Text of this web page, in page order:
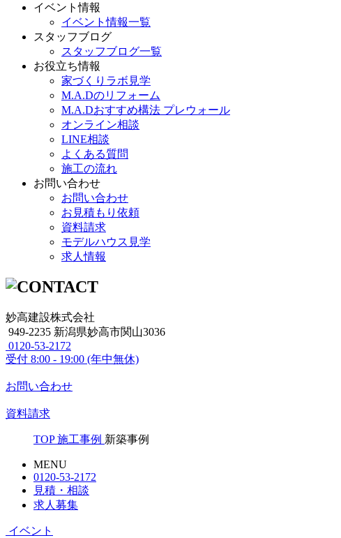
イベント情報
イベント情報一覧
スタッフブログ
スタッフブログ一覧
お役立ち情報
家づくりラボ見学
M.A.Dのリフォーム
M.A.Dおすすめ構法 プレウォール
オンライン相談
LINE相談
よくある質問
施工の流れ
お問い合わせ
お問い合わせ
お見積もり依頼
資料請求
モデルハウス見学
求人情報
妙高建設株式会社
949-2235 新潟県妙高市関山3036
0120-53-2172
受付 8:00 - 19:00 (年中無休)
お問い合わせ
資料請求
TOP 施工事例 新築事例
MENU
0120-53-2172
見積・相談
求人募集
イベント